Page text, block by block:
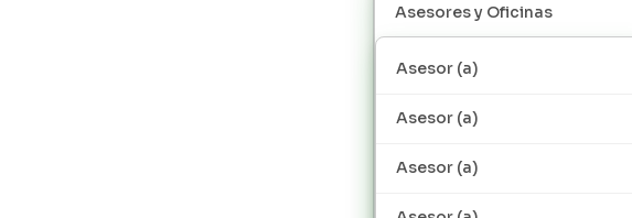
Asesores y Oficinas
Asesor (a)
Asesor (a)
Asesor (a)